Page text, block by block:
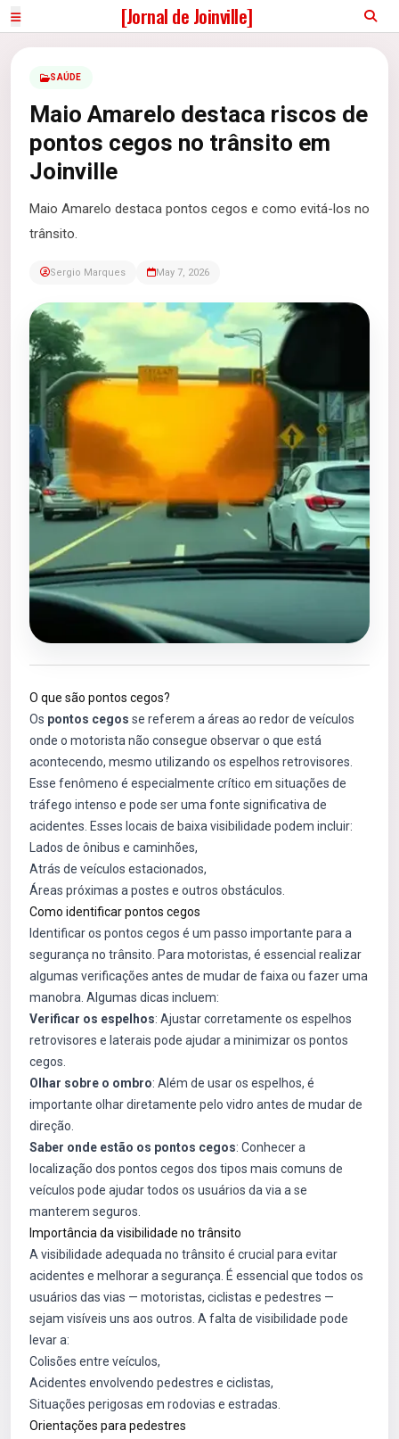
[Jornal de Joinville]
SAÚDE
Maio Amarelo destaca riscos de
pontos cegos no trânsito em
Joinville
Maio Amarelo destaca pontos cegos e como evitá-los no
trânsito.
Sergio Marques May 7, 2026
O que são pontos cegos?
Os pontos cegos se referem a áreas ao redor de veículos
onde o motorista não consegue observar o que está
acontecendo, mesmo utilizando os espelhos retrovisores.
Esse fenômeno é especialmente crítico em situações de
tráfego intenso e pode ser uma fonte significativa de
acidentes. Esses locais de baixa visibilidade podem incluir:
Lados de ônibus e caminhões,
Atrás de veículos estacionados,
Áreas próximas a postes e outros obstáculos.
Como identificar pontos cegos
Identificar os pontos cegos é um passo importante para a
segurança no trânsito. Para motoristas, é essencial realizar
algumas verificações antes de mudar de faixa ou fazer uma
manobra. Algumas dicas incluem:
Verificar os espelhos: Ajustar corretamente os espelhos
retrovisores e laterais pode ajudar a minimizar os pontos
cegos.
Olhar sobre o ombro: Além de usar os espelhos, é
importante olhar diretamente pelo vidro antes de mudar de
direção.
Saber onde estão os pontos cegos: Conhecer a
localização dos pontos cegos dos tipos mais comuns de
veículos pode ajudar todos os usuários da via a se
manterem seguros.
Importância da visibilidade no trânsito
A visibilidade adequada no trânsito é crucial para evitar
acidentes e melhorar a segurança. É essencial que todos os
usuários das vias — motoristas, ciclistas e pedestres —
sejam visíveis uns aos outros. A falta de visibilidade pode
levar a:
Colisões entre veículos,
Acidentes envolvendo pedestres e ciclistas,
Situações perigosas em rodovias e estradas.
Orientações para pedestres